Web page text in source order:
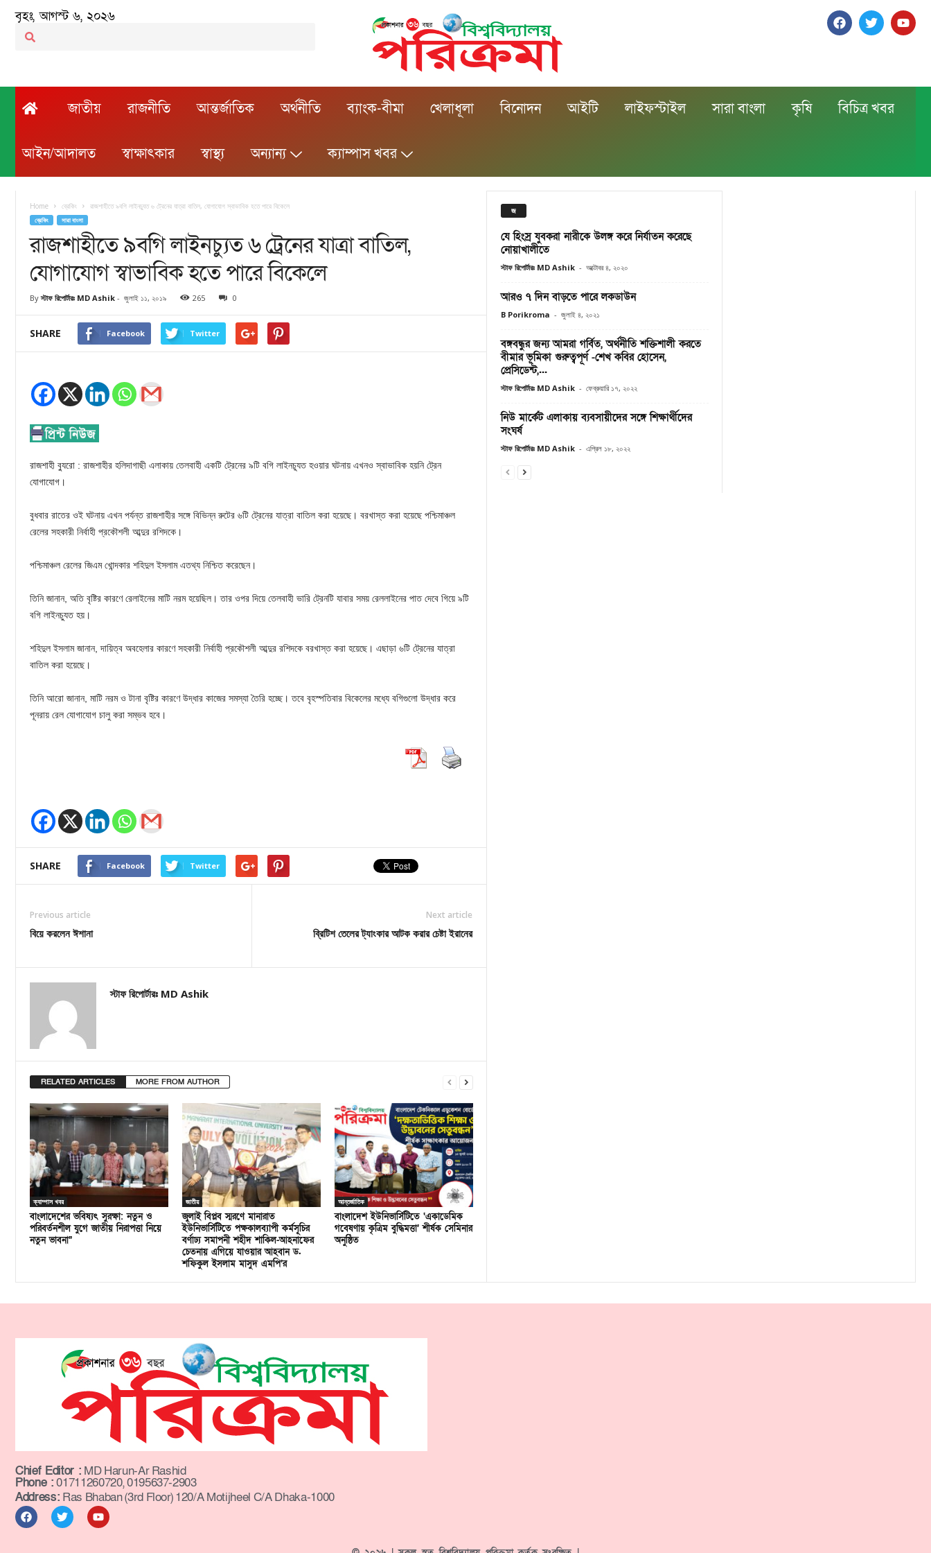
বৃহঃ, আগস্ট ৬, ২০২৬
জাতীয় রাজনীতি আন্তর্জাতিক অর্থনীতি ব্যাংক-বীমা খেলাধূলা বিনোদন আইটি লাইফস্টাইল সারা বাংলা কৃষি বিচিত্র খবর
আইন/আদালত স্বাক্ষাৎকার স্বাস্থ্য অন্যান্য ক্যাম্পাস খবর
Home ব্রেকিং রাজশাহীতে ৯বগি লাইনচ্যুত ৬ ট্রেনের যাত্রা বাতিল, যোগাযোগ স্বাভাবিক হতে পারে বিকেলে
ব্রেকিং সারা বাংলা
রাজশাহীতে ৯বগি লাইনচ্যুত ৬ ট্রেনের যাত্রা বাতিল,
যোগাযোগ স্বাভাবিক হতে পারে বিকেলে
By স্টাফ রিপোর্টারঃ MD Ashik - জুলাই ১১, ২০১৯ 265 0
SHARE Facebook Twitter
রাজশাহী ব্যুরো : রাজশাহীর হলিদাগাছী এলাকায় তেলবাহী একটি ট্রেনের ৯টি বগি লাইনচ্যূত হওয়ার ঘটনায় এখনও স্বাভাবিক হয়নি ট্রেন
যোগাযোগ।
বুধবার রাতের ওই ঘটনায় এখন পর্যন্ত রাজশাহীর সঙ্গে বিভিন্ন রুটের ৬টি ট্রেনের যাত্রা বাতিল করা হয়েছে। বরখাস্ত করা হয়েছে পশ্চিমাঞ্চল
রেলের সহকারী নির্বাহী প্রকৌশলী আব্দুর রশিদকে।
পশ্চিমাঞ্চল রেলের জিএম খোন্দকার শহিদুল ইসলাম এতথ্য নিশ্চিত করেছেন।
তিনি জানান, অতি বৃষ্টির কারণে রেলাইনের মাটি নরম হয়েছিল। তার ওপর দিয়ে তেলবাহী ভারি ট্রেনটি যাবার সময় রেললাইনের পাত দেবে গিয়ে ৯টি
বগি লাইনচ্যুত হয়।
শহিদুল ইসলাম জানান, দায়িত্ব অবহেলার কারণে সহকারী নির্বাহী প্রকৌশলী আব্দুর রশিদকে বরখাস্ত করা হয়েছে। এছাড়া ৬টি ট্রেনের যাত্রা
বাতিল করা হয়েছে।
তিনি আরো জানান, মাটি নরম ও টানা বৃষ্টির কারণে উদ্ধার কাজের সমস্যা তৈরি হচ্ছে। তবে বৃহস্পতিবার বিকেলের মধ্যে বগিগুলো উদ্ধার করে
পূনরায় রেল যোগাযোগ চালু করা সম্ভব হবে।
SHARE Facebook Twitter
Previous article
বিয়ে করলেন ঈশানা
Next article
ব্রিটিশ তেলের ট্যাংকার আটক করার চেষ্টা ইরানের
স্টাফ রিপোর্টারঃ MD Ashik
RELATED ARTICLES MORE FROM AUTHOR
ক্যাম্পাস খবর
বাংলাদেশের ভবিষ্যৎ সুরক্ষা: নতুন ও
পরিবর্তনশীল যুগে জাতীয় নিরাপত্তা নিয়ে
নতুন ভাবনা”
জাতীয়
জুলাই বিপ্লব স্মরণে মানারাত
ইউনিভার্সিটিতে পক্ষকালব্যাপী কর্মসূচির
বর্ণাঢ্য সমাপনী শহীদ শাকিল-আহনাফের
চেতনায় এগিয়ে যাওয়ার আহবান ড.
শফিকুল ইসলাম মাসুদ এমপি’র
আন্তর্জাতিক
বাংলাদেশ ইউনিভার্সিটিতে ‘একাডেমিক
গবেষণায় কৃত্রিম বুদ্ধিমত্তা’ শীর্ষক সেমিনার
অনুষ্ঠিত
জ
যে হিংস্র যুবকরা নারীকে উলঙ্গ করে নির্যাতন করেছে
নোয়াখালীতে
স্টাফ রিপোর্টারঃ MD Ashik - অক্টোবর ৪, ২০২০
আরও ৭ দিন বাড়তে পারে লকডাউন
B Porikroma - জুলাই ৪, ২০২১
বঙ্গবন্ধুর জন্য আমরা গর্বিত, অর্থনীতি শক্তিশালী করতে
বীমার ভূমিকা গুরুত্বপূর্ণ -শেখ কবির হোসেন,
প্রেসিডেন্ট,...
স্টাফ রিপোর্টারঃ MD Ashik - ফেব্রুয়ারি ১৭, ২০২২
নিউ মার্কেট এলাকায় ব্যবসায়ীদের সঙ্গে শিক্ষার্থীদের
সংঘর্ষ
স্টাফ রিপোর্টারঃ MD Ashik - এপ্রিল ১৮, ২০২২
Chief Editor : MD Harun-Ar Rashid
Phone :01711260720, 0195637-2903
Address: Ras Bhaban (3rd Floor) 120/A Motijheel C/A Dhaka-1000